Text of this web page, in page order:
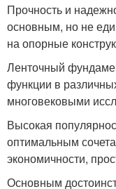
Прочность и
основным, но не
на опорные
Ленточный
функции в
многовековыми
Высокая
оптимальным
экономичности,
Основным